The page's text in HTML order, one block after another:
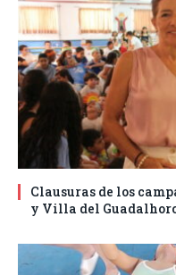
Clausuras de los
y Villa del